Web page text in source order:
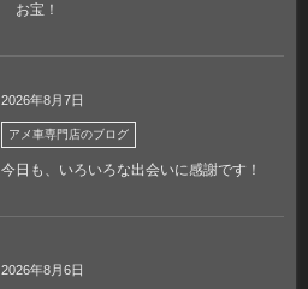
お宝！
2026年8月7日
アメ車専門店のブログ
今日も、いろいろな出会いに感謝です！
2026年8月6日